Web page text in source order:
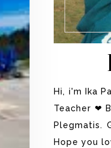
Hi, i'm Ika
Teacher ❤
Plegmatis.
Hope you